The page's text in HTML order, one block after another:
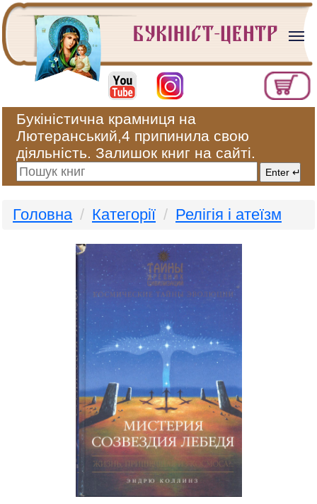
Букіністична крамниця на
Лютеранський,4 припинила свою
діяльність. Залишок книг на сайті.
Головна Категорії Релігія і атеїзм